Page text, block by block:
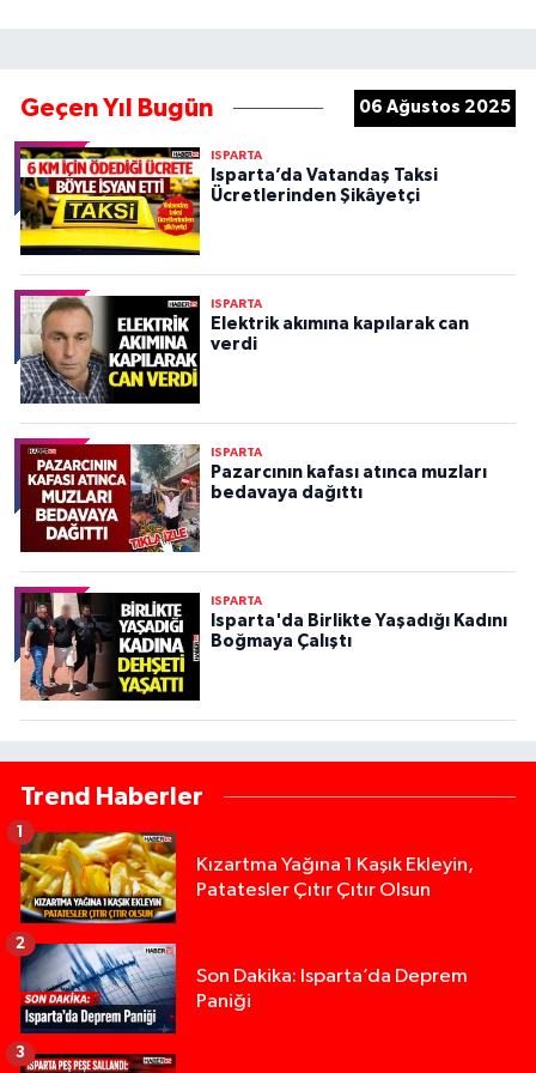
Geçen Yıl Bugün 06 Ağustos 2025
ISPARTA
Isparta’da Vatandaş Taksi
Ücretlerinden Şikâyetçi
ISPARTA
Elektrik akımına kapılarak can
verdi
ISPARTA
Pazarcının kafası atınca muzları
bedavaya dağıttı
ISPARTA
Isparta'da Birlikte Yaşadığı Kadını
Boğmaya Çalıştı
Trend Haberler
Kızartma Yağına 1 Kaşık Ekleyin,
Patatesler Çıtır Çıtır Olsun
1
Son Dakika: Isparta’da Deprem
Paniği
2
3